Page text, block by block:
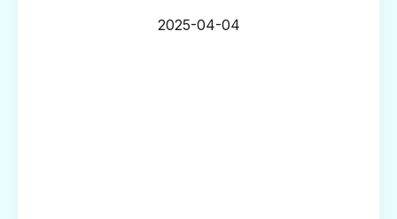
2025-04-04